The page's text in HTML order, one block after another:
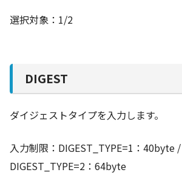
選択対象：1/2
DIGEST
ダイジェストタイプを入力します。
入力制限：DIGEST_TYPE=1：40byte /
DIGEST_TYPE=2：64byte